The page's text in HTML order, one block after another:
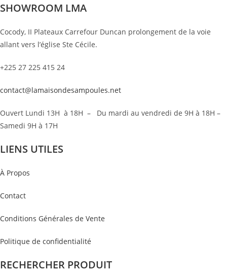
SHOWROOM LMA
Cocody, II Plateaux Carrefour Duncan prolongement de la voie
allant vers l’église Ste Cécile.
+225 27 225 415 24
contact@lamaisondesampoules.net
Ouvert Lundi 13H à 18H – Du mardi au vendredi de 9H à 18H –
Samedi 9H à 17H
LIENS UTILES
À Propos
Contact
Conditions Générales de Vente
Politique de confidentialité
RECHERCHER PRODUIT